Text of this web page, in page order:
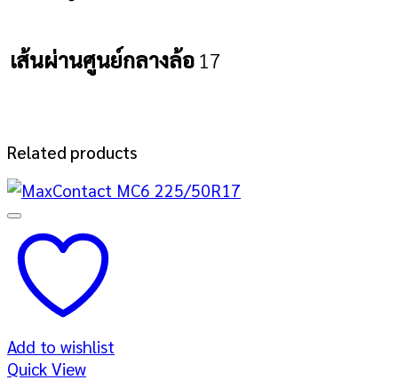
เส้นผ่านศูนย์กลางล้อ17
Related products
Add to wishlist
Quick View